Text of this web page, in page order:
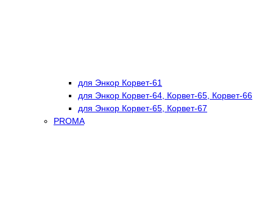
для Энкор Корвет-61
для Энкор Корвет-64, Корвет-65, Корвет-66
для Энкор Корвет-65, Корвет-67
PROMA